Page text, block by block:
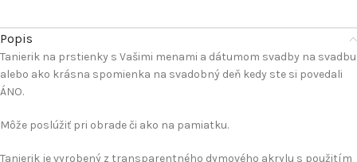
Popis
Tanierik na prstienky s Vašimi menami a dátumom svadby na svadbu
alebo ako krásna spomienka na svadobný deň kedy ste si povedali
ÁNO.
Môže poslúžiť pri obrade či ako na pamiatku.
Tanierik je vyrobený z transparentného dymového akrylu s použitím